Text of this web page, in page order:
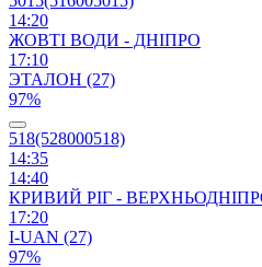
14:20
ЖОВТІ ВОДИ - ДНІПРО
17:10
ЭТАЛОН (27)
97%
518(528000518)
14:35
14:40
КРИВИЙ РІГ -
17:20
I-UAN (27)
97%